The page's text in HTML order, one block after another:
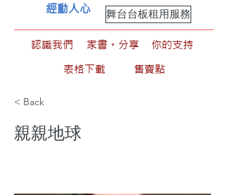
舞台台板租用服務
經動人心
認識我們 家書。分享
你的支持
表格下載
售賣點
< Back
親親地球